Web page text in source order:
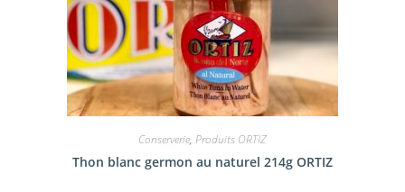
Conserverie, Produits ORTIZ
Thon blanc germon au naturel 214g ORTIZ